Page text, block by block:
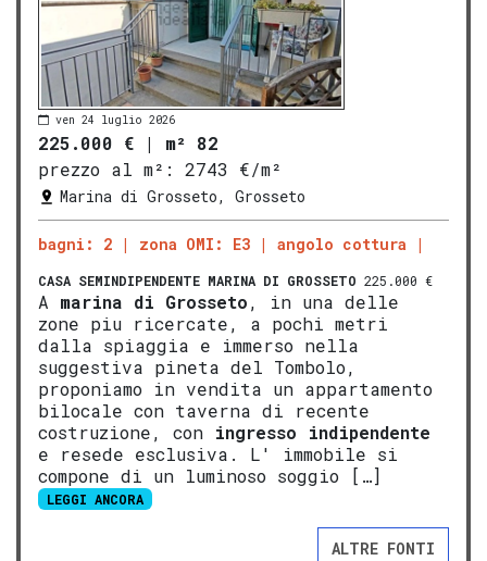
ven 24 luglio 2026
225.000 € | m² 82
prezzo al m²:
2743 €/m²
Marina di Grosseto, Grosseto
bagni: 2 zona OMI: E3 angolo cottura
CASA SEMINDIPENDENTE MARINA DI GROSSETO 225.000 €
A marina di Grosseto, in una delle
zone piu ricercate, a pochi metri
dalla spiaggia e immerso nella
suggestiva pineta del Tombolo,
proponiamo in vendita un appartamento
bilocale con taverna di recente
costruzione, con ingresso indipendente
e resede esclusiva. L' immobile si
compone di un luminoso soggio […]
LEGGI ANCORA
ALTRE FONTI